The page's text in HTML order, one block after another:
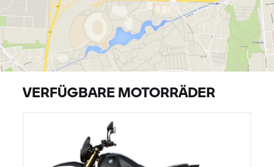
VERFÜGBARE MOTORRÄDER